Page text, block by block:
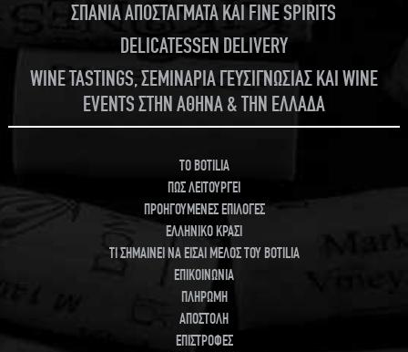
ΣΠΑΝΙΑ ΑΠΟΣΤΑΓΜΑΤΑ ΚΑΙ FINE SPIRITS
DELICATESSEN DELIVERY
WINE TASTINGS, ΣΕΜΙΝΑΡΙΑ ΓΕΥΣΙΓΝΩΣΙΑΣ ΚΑΙ WINE
EVENTS ΣΤΗΝ ΑΘΗΝΑ & ΤΗΝ ΕΛΛΑΔΑ
TO BOTILIA
ΠΩΣ ΛΕΙΤΟΥΡΓΕΙ
ΠΡΟΗΓΟΥΜΕΝΕΣ ΕΠΙΛΟΓΕΣ
ΕΛΛΗΝΙΚΟ ΚΡΑΣΙ
ΤΙ ΣΗΜΑΙΝΕΙ ΝΑ ΕΙΣΑΙ ΜΕΛΟΣ ΤΟΥ BOTILIA
ΕΠΙΚΟΙΝΩΝΙΑ
ΠΛΗΡΩΜΗ
ΑΠΟΣΤΟΛΗ
ΕΠΙΣΤΡΟΦΕΣ